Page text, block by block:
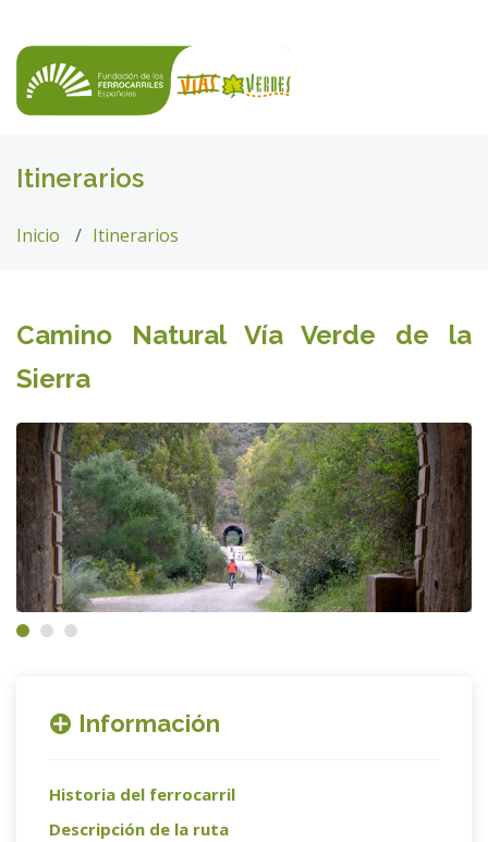
Itinerarios
Inicio Itinerarios
Camino Natural Vía Verde de la
Sierra
Información
Historia del ferrocarril
Descripción de la ruta